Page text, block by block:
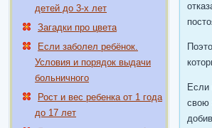
детей до 3-х лет
Загадки про цвета
Если заболел ребёнок.
Условия и порядок выдачи
больничного
Рост и вес ребенка от 1 года
до 17 лет
Если
свою